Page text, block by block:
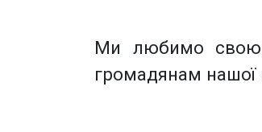
Ми любимо свою
громадянам нашої